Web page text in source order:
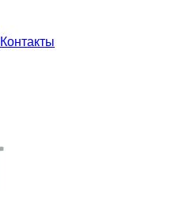
Контакты